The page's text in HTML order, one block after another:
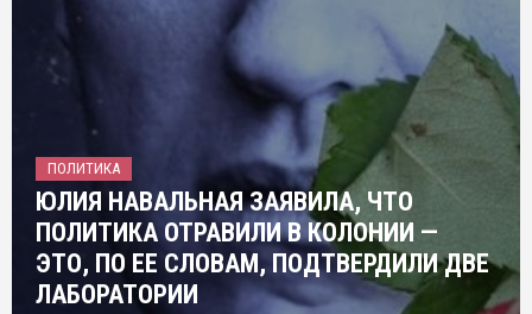
ПОЛИТИКА
ЮЛИЯ НАВАЛЬНАЯ ЗАЯВИЛА, ЧТО
ПОЛИТИКА ОТРАВИЛИ В КОЛОНИИ —
ЭТО, ПО ЕЕ СЛОВАМ, ПОДТВЕРДИЛИ ДВЕ
ЛАБОРАТОРИИ